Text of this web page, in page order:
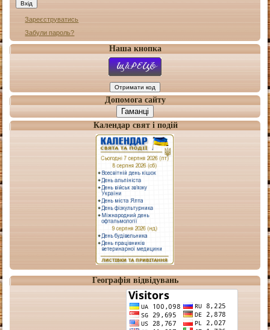
Зареєструватись
Забули пароль?
Наша кнопка
Допомога сайту
Гаманці
Календар свят і подій
Географія відвідувань